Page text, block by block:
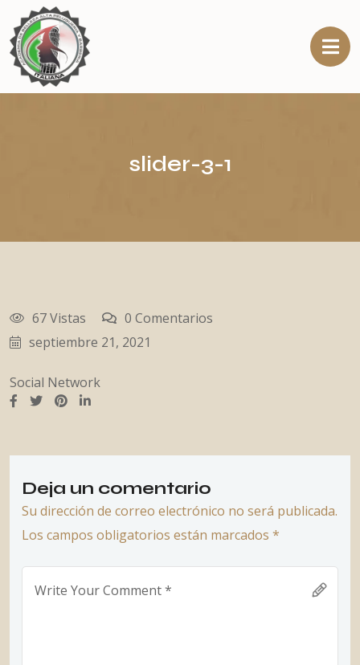
slider-3-1
67 Vistas
0 Comentarios
septiembre 21, 2021
Social Network
Deja un comentario
Su dirección de correo electrónico no será publicada.
Los campos obligatorios están marcados *